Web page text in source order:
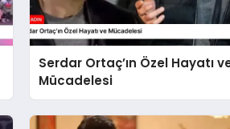
Serdar Ortaç’ın Özel Hayatı
Mücadelesi